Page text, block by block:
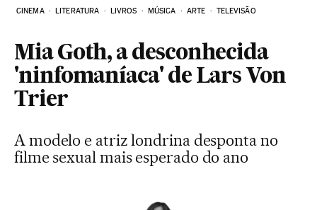
CINEMA LITERATURA LIVROS MÚSICA ARTE TELEVISÃO
Mia Goth, a desconhecida
'ninfomaníaca' de Lars Von
Trier
A modelo e atriz londrina desponta no
filme sexual mais esperado do ano